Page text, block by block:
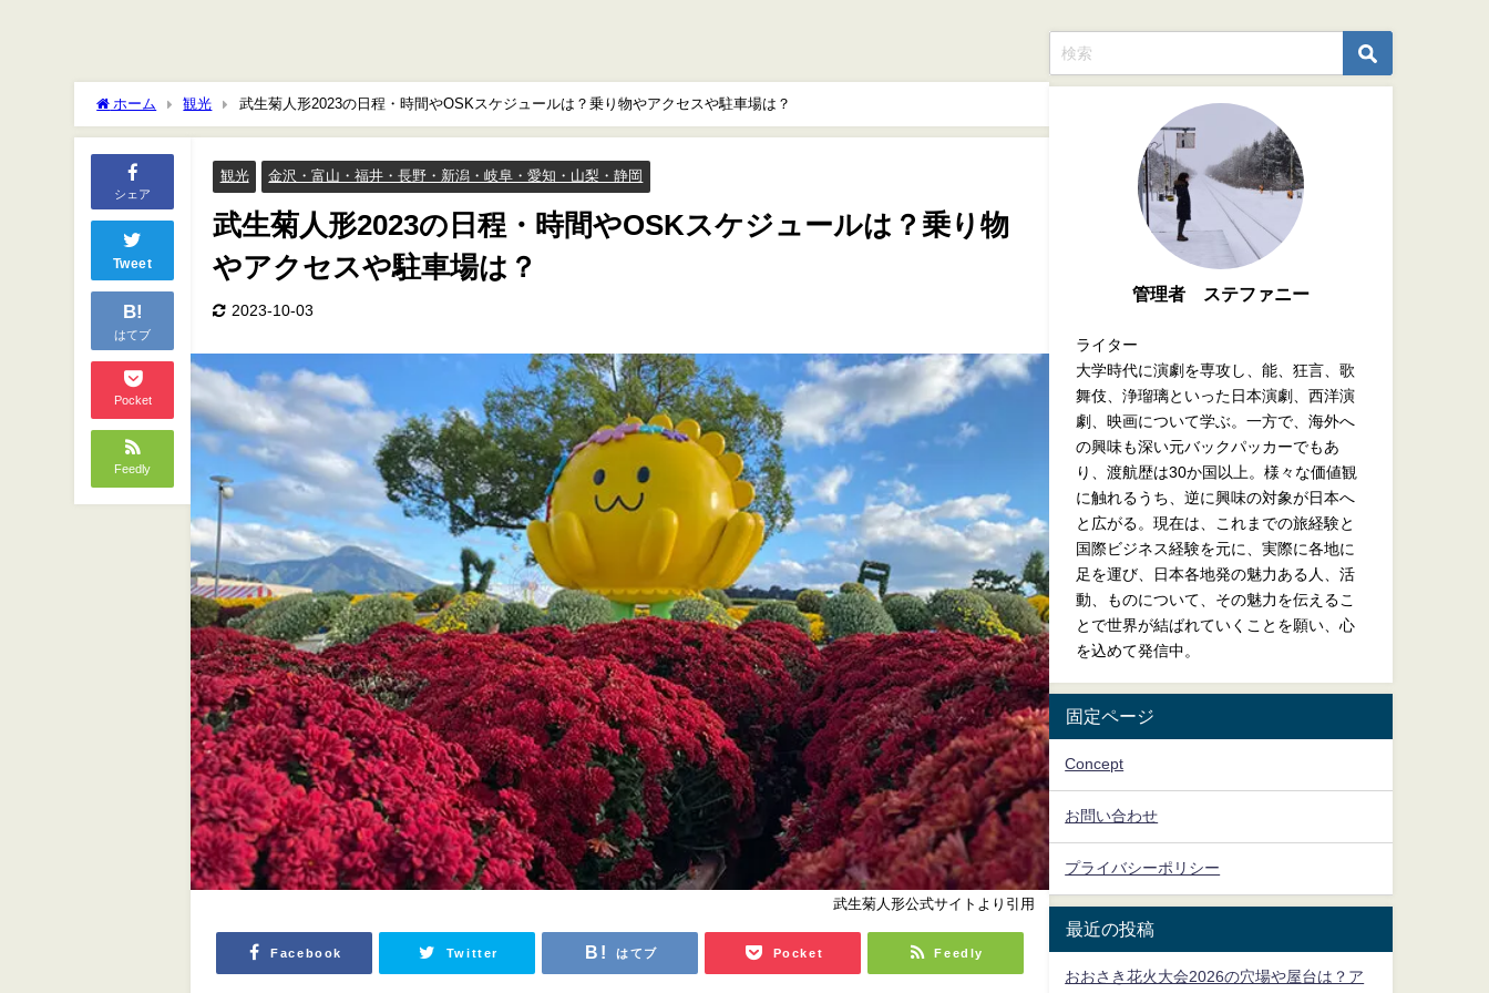
ホーム 観光 武生菊人形2023の日程・時間やOSKスケジュールは？乗り物やアクセスや駐車場は？
シェア
Tweet
B!
はてブ
Pocket
Feedly
観光 金沢・富山・福井・長野・新潟・岐阜・愛知・山梨・静岡
武生菊人形2023の日程・時間やOSKスケジュールは？乗り物
やアクセスや駐車場は？
2023-10-03
武生菊人形公式サイトより引用
Facebook Twitter はてブ Pocket Feedly
管理者 ステファニー
ライター
大学時代に演劇を専攻し、能、狂言、歌
舞伎、浄瑠璃といった日本演劇、西洋演
劇、映画について学ぶ。一方で、海外へ
の興味も深い元バックパッカーでもあ
り、渡航歴は30か国以上。様々な価値観
に触れるうち、逆に興味の対象が日本へ
と広がる。現在は、これまでの旅経験と
国際ビジネス経験を元に、実際に各地に
足を運び、日本各地発の魅力ある人、活
動、ものについて、その魅力を伝えるこ
とで世界が結ばれていくことを願い、心
を込めて発信中。
固定ページ
Concept
お問い合わせ
プライバシーポリシー
最近の投稿
おおさき花火大会2026の穴場や屋台は？ア